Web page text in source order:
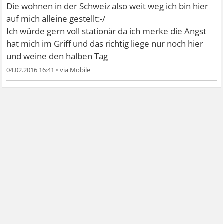
Die wohnen in der Schweiz also weit weg ich bin hier
auf mich alleine gestellt:-/
Ich würde gern voll stationär da ich merke die Angst
hat mich im Griff und das richtig liege nur noch hier
und weine den halben Tag
04.02.2016 16:41 •